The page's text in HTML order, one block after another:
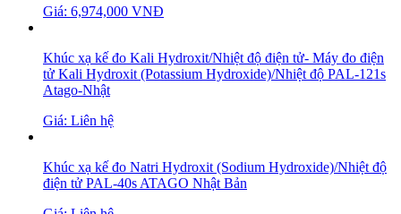
Giá: 6,974,000 VNĐ
Khúc xạ kế đo Kali Hydroxit/Nhiệt độ điện tử- Máy đo điện
tử Kali Hydroxit (Potassium Hydroxide)/Nhiệt độ PAL-121s
Atago-Nhật
Giá: Liên hệ
Khúc xạ kế đo Natri Hydroxit (Sodium Hydroxide)/Nhiệt độ
điện tử PAL-40s ATAGO Nhật Bản